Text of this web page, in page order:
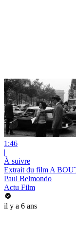
1:46
|
À suivre
Extrait du film A
Paul Belmondo
Actu Film
il y a 6 ans